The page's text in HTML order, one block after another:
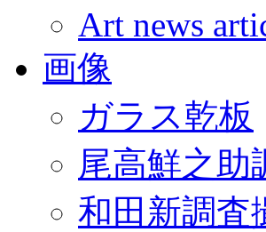
Art news
画像
ガラス乾板
尾高鮮之助
和田新調査